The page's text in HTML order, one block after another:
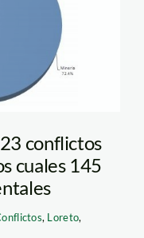
conflictos
cuales 145
, Loreto,